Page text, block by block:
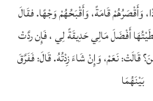
وَأَقْصَرُهُمْ قَامَةً، وَأَقْبَحُهُمْ وَجْهًا. فقَالَ
أَفْضَلَ مَالِي حَدِيقَةً لِي ، فَإِن ردَّتْ
قَالَتْ: نَعَمْ، وَإِنْ شَاءَ زِدْتُهُ. قَالَ: فَفَرَّقَ
بَيْنَهُمَا